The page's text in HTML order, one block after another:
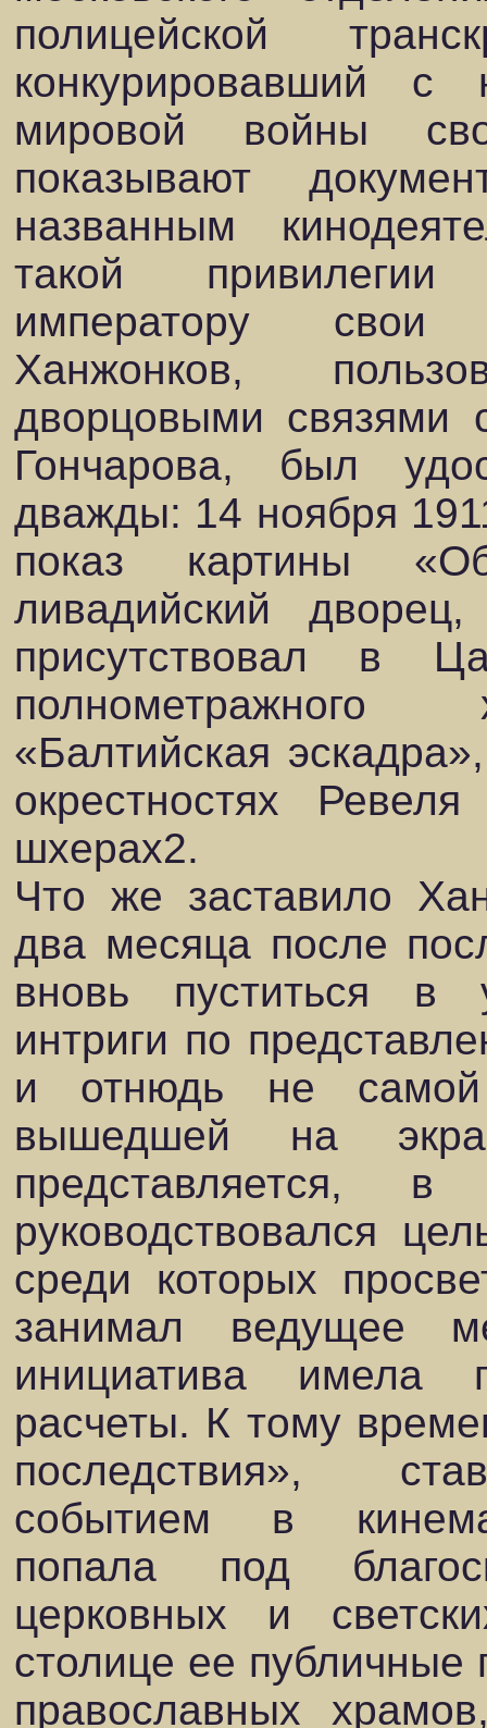
полицейской
конкурировавший
мировой войны
показывают
названным
такой привилегии
императору свои
Ханжонков,
дворцовыми связями
Гончарова, был
дважды: 14 ноября
показ картины
ливадийский
присутствовал в
полнометражного
«Балтийская
окрестностях
шхерах2.
Что же заставило
два месяца после
вновь пуститься в
интриги по
и отнюдь не самой
вышедшей на
представляется,
руководствовался
среди которых
занимал ведущее
инициатива имела
расчеты. К тому
последствия»,
событием в
попала под
церковных и
столице ее публичные
православных